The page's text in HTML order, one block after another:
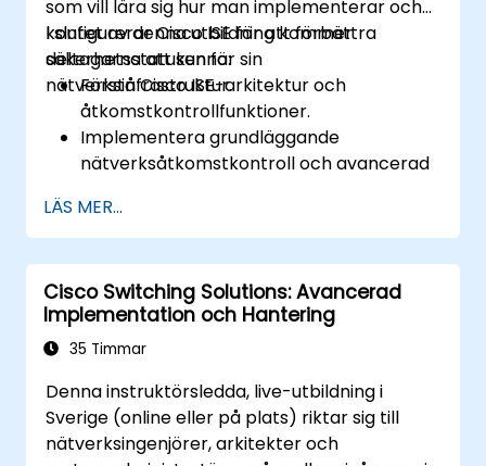
som vill lära sig hur man implementerar och
konfigurerar Cisco ISE för att förbättra
säkerhetsstatusen för sin
nätverksinfrastruktur.
I slutet av denna utbildning kommer
deltagarna att kunna:
Förstå Cisco ISE-arkitektur och
åtkomstkontrollfunktioner.
Implementera grundläggande
nätverksåtkomstkontroll och avancerad
Konfigurera och hantera TACACS+ för
enhetsadministration,
kommandoauktorisering och rollbaserad
åtkomstkontroll.
LÄS MER...
Cisco Switching Solutions: Avancerad
Implementation och Hantering
35 Timmar
Denna instruktörsledda, live-utbildning i
Sverige (online eller på plats) riktar sig till
nätverksingenjörer, arkitekter och